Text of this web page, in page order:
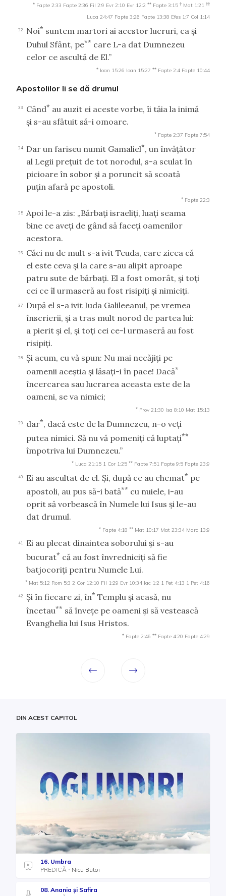
* Fapte 2:33 Fapte 2:36 Fil 2:9 Evr 2:10 Evr 12:2 ** Fapte 3:15 † Mat 1:21 ††
Luca 24:47 Fapte 3:26 Fapte 13:38 Efes 1:7 Col 1:14
32 Noi* suntem martori ai acestor lucruri, ca şi
Duhul Sfânt, pe** care L-a dat Dumnezeu
celor ce ascultă de El.”
* Ioan 15:26 Ioan 15:27 ** Fapte 2:4 Fapte 10:44
Apostolilor li se dă drumul
33 Când* au auzit ei aceste vorbe, îi tăia la inimă
şi s-au sfătuit să-i omoare.
* Fapte 2:37 Fapte 7:54
34 Dar un fariseu numit Gamaliel*, un învăţător
al Legii preţuit de tot norodul, s-a sculat în
picioare în sobor şi a poruncit să scoată
puţin afară pe apostoli.
* Fapte 22:3
35
Apoi le-a zis: „Bărbaţi israeliţi, luaţi seama
bine ce aveţi de gând să faceţi oamenilor
acestora.
36
Căci nu de mult s-a ivit Teuda, care zicea că
el este ceva şi la care s-au alipit aproape
patru sute de bărbaţi. El a fost omorât, şi toţi
cei ce îl urmaseră au fost risipiţi şi nimiciţi.
37
După el s-a ivit Iuda Galileeanul, pe vremea
înscrierii, şi a tras mult norod de partea lui:
a pierit şi el, şi toţi cei ce-l urmaseră au fost
risipiţi.
38
Şi acum, eu vă spun: Nu mai necăjiţi pe
oamenii aceştia şi lăsaţi-i în pace! Dacă*
încercarea sau lucrarea aceasta este de la
oameni, se va nimici;
* Prov 21:30 Isa 8:10 Mat 15:13
39 dar*, dacă este de la Dumnezeu, n-o veţi
putea nimici. Să nu vă pomeniţi că luptaţi**
împotriva lui Dumnezeu.”
* Luca 21:15 1 Cor 1:25 ** Fapte 7:51 Fapte 9:5 Fapte 23:9
40 Ei au ascultat de el. Şi, după ce au chemat* pe
apostoli, au pus să-i bată** cu nuiele, i-au
oprit să vorbească în Numele lui Isus şi le-au
dat drumul.
* Fapte 4:18 ** Mat 10:17 Mat 23:34 Marc 13:9
41
Ei au plecat dinaintea soborului şi s-au
bucurat* că au fost învredniciţi să fie
batjocoriţi pentru Numele Lui.
* Mat 5:12 Rom 5:3 2 Cor 12:10 Fil 1:29 Evr 10:34 Iac 1:2 1 Pet 4:13 1 Pet 4:16
42 Şi în fiecare zi, în* Templu şi acasă, nu
încetau** să înveţe pe oameni şi să vestească
Evanghelia lui Isus Hristos.
* Fapte 2:46 ** Fapte 4:20 Fapte 4:29
DIN ACEST CAPITOL
16. Umbra
PREDICĂ
Nicu Butoi
08. Anania și Safira